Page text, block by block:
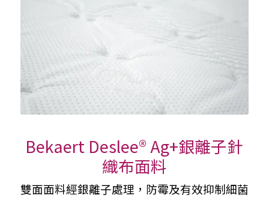
Bekaert Deslee® Ag+銀離子針
織布面料
雙面面料經銀離子處理，防霉及有效抑制細菌